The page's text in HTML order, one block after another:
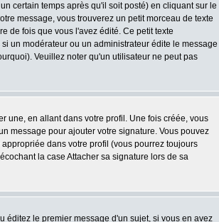
certain temps après qu'il soit posté) en cliquant sur le
message, vous trouverez un petit morceau de texte
de fois que vous l'avez édité. Ce petit texte
un modérateur ou un administrateur édite le message
Veuillez noter qu'un utilisateur ne peut pas
une, en allant dans votre profil. Une fois créée, vous
message pour ajouter votre signature. Vous pouvez
dans votre profil (vous pourrez toujours
la case Attacher sa signature lors de sa
éditez le premier message d'un sujet, si vous en avez